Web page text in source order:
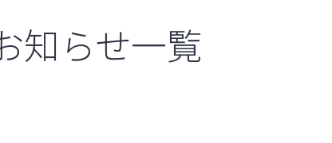
知らせ一覧